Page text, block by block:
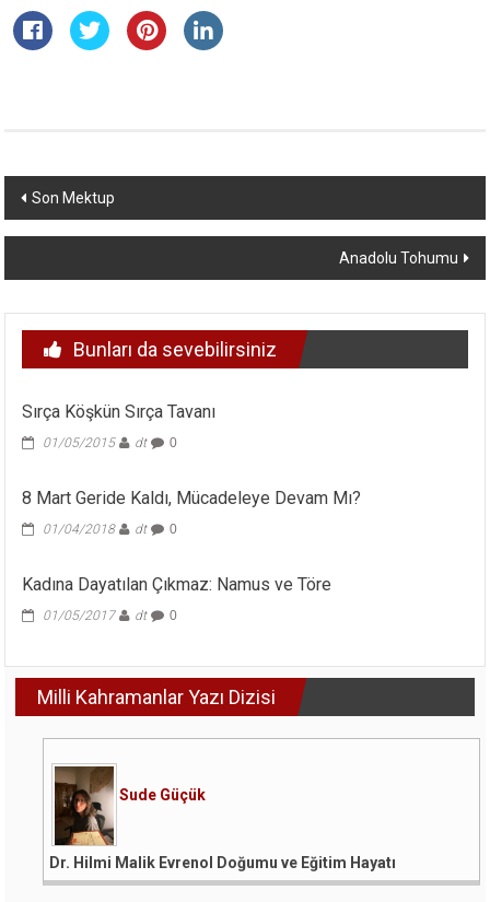
Yazı
dolaşımı
Son Mektup
Anadolu Tohumu
Bunları da sevebilirsiniz
Sırça Köşkün Sırça Tavanı
01/05/2015 dt 0
8 Mart Geride Kaldı, Mücadeleye Devam Mı?
01/04/2018 dt 0
Kadına Dayatılan Çıkmaz: Namus ve Töre
01/05/2017 dt 0
Milli Kahramanlar Yazı Dizisi
Sude Güçük
Dr. Hilmi Malik Evrenol Doğumu ve Eğitim Hayatı